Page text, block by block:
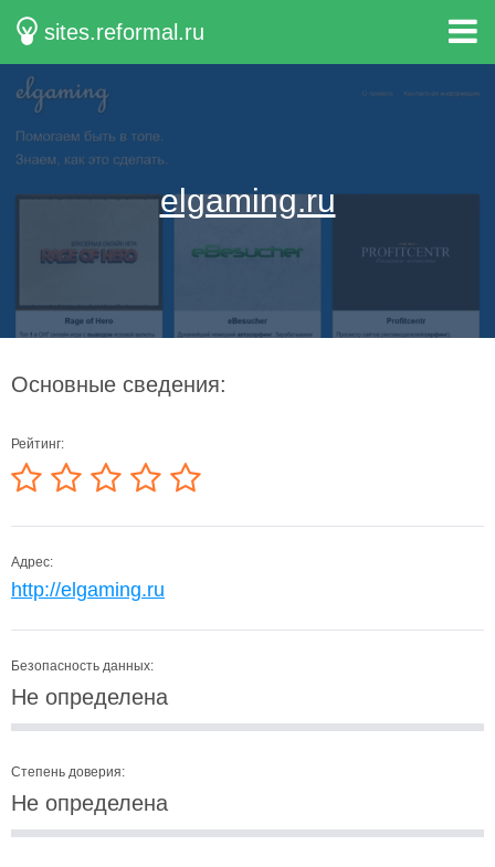
sites.reformal.ru
elgaming.ru
Основные сведения:
Рейтинг:
Адрес:
http://elgaming.ru
Безопасность данных:
Не определена
Степень доверия:
Не определена